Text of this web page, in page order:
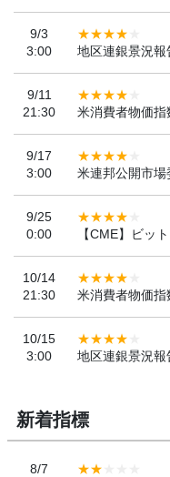
9/3
3:00
地区連銀景況報
9/11
21:30
米消費者物価
9/17
3:00
米連邦公開市
9/25
0:00
【CME】ビッ
10/14
21:30
米消費者物価
10/15
3:00
地区連銀景況報
新着指標
8/7